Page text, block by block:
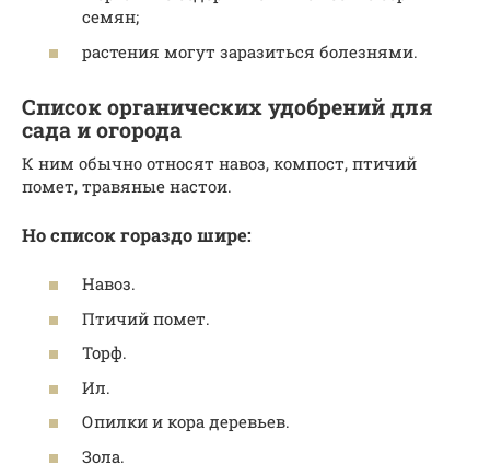
семян;
растения могут заразиться болезнями.
Список органических удобрений для
сада и огорода
К ним обычно относят навоз, компост, птичий
помет, травяные настои.
Но список гораздо шире:
Навоз.
Птичий помет.
Торф.
Ил.
Опилки и кора деревьев.
Зола.